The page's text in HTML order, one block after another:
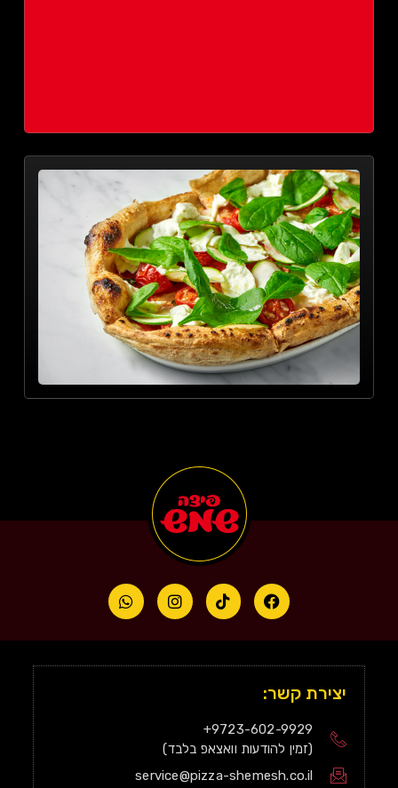
יצירת קשר:
9723-602-9929+
(זמין להודעות וואצאפ בלבד)
service@pizza-shemesh.co.il